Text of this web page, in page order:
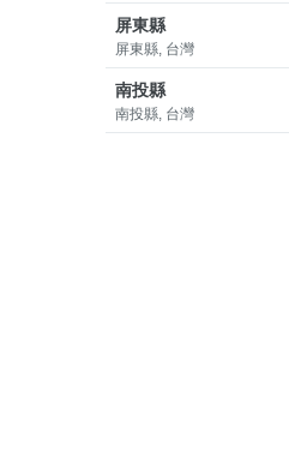
屏東縣
屏東縣, 台灣
南投縣
南投縣, 台灣